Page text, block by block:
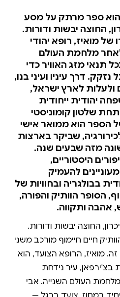
הוא ספר מרתק על מסע
החוצה יבשות ודורות.
מואיז, רופא יהודי
מלחמת העולם
תנאי מזג האוויר כדי
נזקק. דרך עיניו ועיני בנו,
ולעלות לארץ ישראל,
יהודית ייחודית
שלטון קומוניסטי
הספר הוא ממואר אישי
שביקר בארצות
מזה שבעים שנה.
היסטוריים,
להעמיק
בבולגריה ובחוויות של
הסופר הוותיק והפורה,
אהבה ותקווה.
החוצה יבשות ודורות.
חיים חיימוף מורכב משני
מואיז, הרופא הצועד, הוא
בצ'ירפאן, עיר נידחת
העולם השנייה. אבי